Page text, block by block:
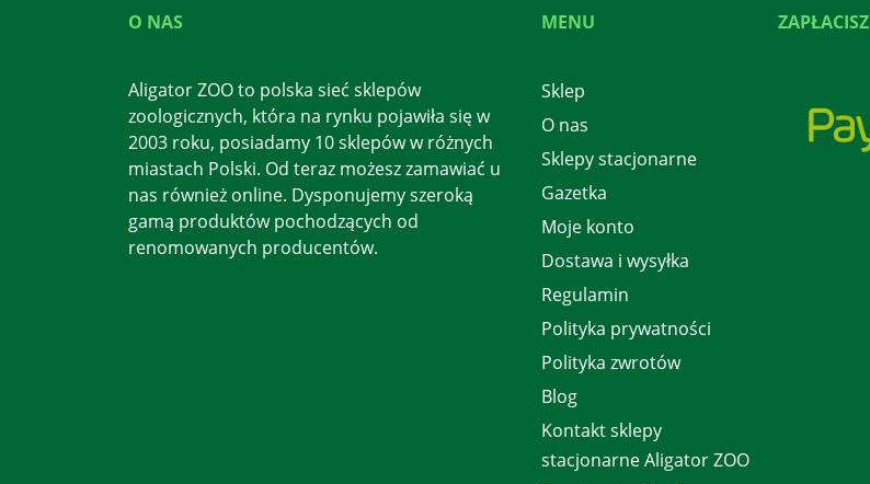
O NAS
Aligator ZOO to polska sieć sklepów
zoologicznych, która na rynku pojawiła się w
2003 roku, posiadamy 10 sklepów w różnych
miastach Polski. Od teraz możesz zamawiać u
nas również online. Dysponujemy szeroką
gamą produktów pochodzących od
renomowanych producentów.
MENU
Sklep
O nas
Sklepy stacjonarne
Gazetka
Moje konto
Dostawa i wysyłka
Regulamin
Polityka prywatności
Polityka zwrotów
Blog
Kontakt sklepy
stacjonarne Aligator ZOO
ZAPŁACISZ